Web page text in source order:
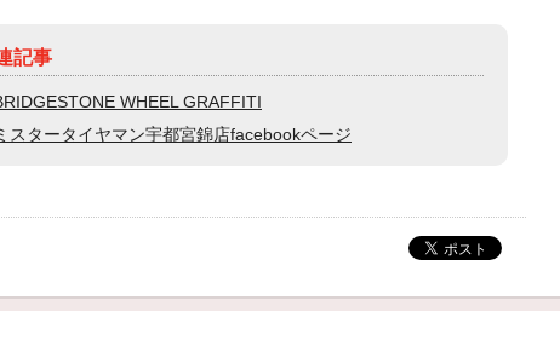
記事
WHEEL GRAFFITI
スタータイヤマン宇都宮錦店facebookページ